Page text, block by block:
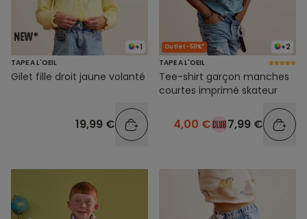
+1
TAPE A L'OEIL
Gilet fille droit jaune volanté
19,99 €
+2
Outlet -50%*
TAPE A L'OEIL
Tee-shirt garçon manches
courtes imprimé skateur
4,00 € 7,99 €